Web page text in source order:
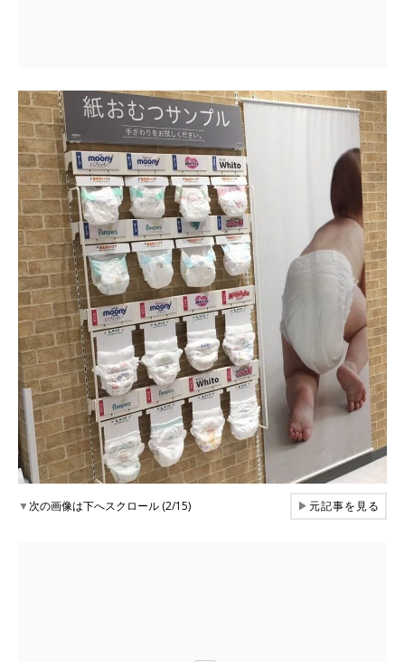
▼次の画像は下へスクロール (2/15) ▶元記事を見る